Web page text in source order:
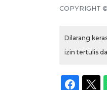
COPYRIGHT
Dilarang
izin tertulis